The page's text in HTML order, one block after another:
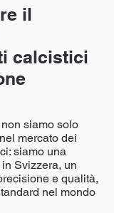
il
calcistici
siamo solo
mercato dei
siamo una
Svizzera, un
e qualità,
nel mondo